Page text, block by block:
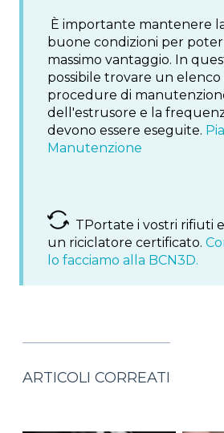
È importante mantenere
buone condizioni per
massimo vantaggio. In
possibile trovare un
procedure di
dell'estrusore e la
devono essere eseguite.
Manutenzione
TPortate i vostri rifiuti
un riciclatore certificato.
lo facciamo alla BCN3D.
ARTICOLI CORREATI